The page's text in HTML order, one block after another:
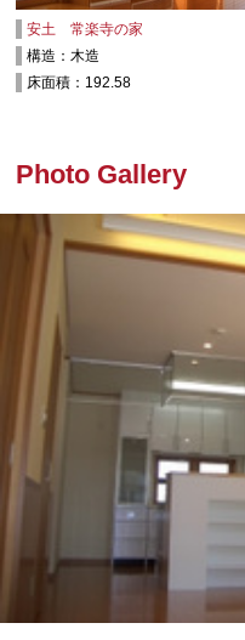
安土 常楽寺の家
構造：木造
床面積：192.58
Photo Gallery